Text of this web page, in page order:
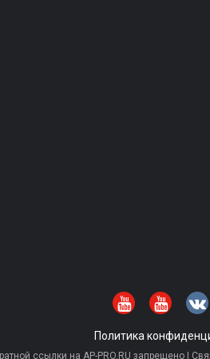
Политика
ссылки на AP-PRO.RU запрещено |